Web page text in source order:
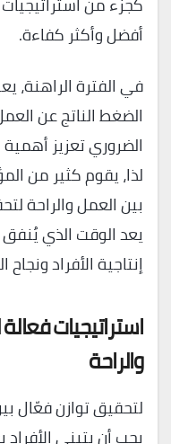
أفضل وأكثر كفاءة.
في الفترة الراهنة،
الضغط الناتج عن
الضروري تعزيز
لذا، يقوم كثير من
بين العمل والراحة
يعد الوقت الذي
إنتاجية الأفراد
استراتيجيات
والراحة
لتحقيق توازن فعّال
يجب أن يتبنى